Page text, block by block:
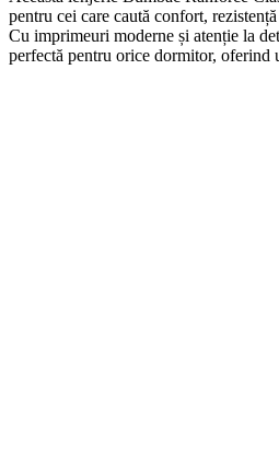
pentru cei care caută confort,
Cu imprimeuri moderne și atenție la
perfectă pentru orice dormitor, oferind